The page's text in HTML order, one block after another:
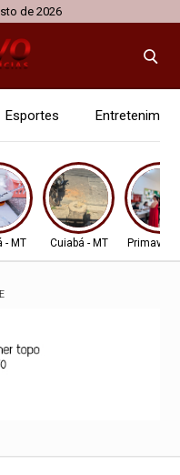
de 2026
Esportes
- MT Cuiabá - MT